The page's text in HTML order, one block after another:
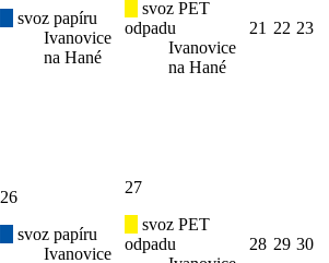
svoz papíru
Ivanovice
na Hané
svoz PET
odpadu
Ivanovice
na Hané
21 22 23
26
svoz papíru
Ivanovice
27
svoz PET
odpadu
28 29 30